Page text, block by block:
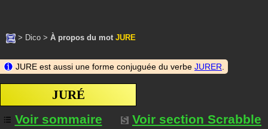
> Dico > À propos du mot JURE
JURE est aussi une forme conjuguée du verbe JURER
JURÉ
Voir sommaire
Voir section Scrabble